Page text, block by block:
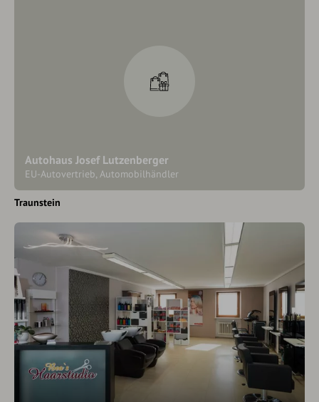
Autohaus Josef Lutzenberger
EU-Autovertrieb, Automobilhändler
Traunstein